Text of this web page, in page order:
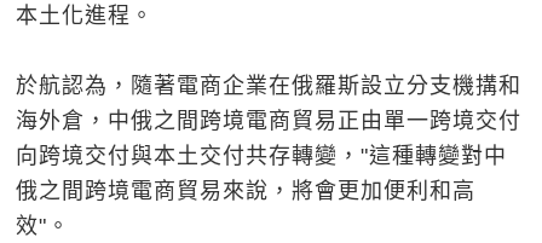
本土化進程。
於航認為，隨著電商企業在俄羅斯設立分支機搆和
海外倉，中俄之間跨境電商貿易正由單一跨境交付
向跨境交付與本土交付共存轉變，"這種轉變對中
俄之間跨境電商貿易來說，將會更加便利和高
效"。